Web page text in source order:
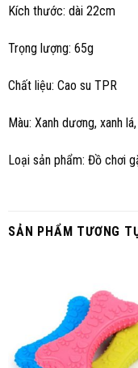
Kích thước: dài 22cm
Trọng lượng: 65g
Chất liệu: Cao su TPR
Màu: Xanh dương, xanh
Loại sản phẩm: Đồ chơi
SẢN PHẨM TƯƠNG